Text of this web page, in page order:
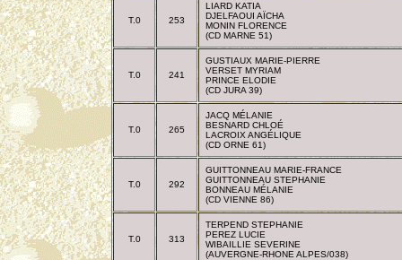
T.0 253
LIARD KATIA
DJELFAOUI AÏCHA
MONIN FLORENCE
(CD MARNE 51)
T.0 241
GUSTIAUX MARIE-PIERRE
VERSET MYRIAM
PRINCE ELODIE
(CD JURA 39)
T.0 265
JACQ MÉLANIE
BESNARD CHLOÉ
LACROIX ANGÉLIQUE
(CD ORNE 61)
T.0 292
GUITTONNEAU MARIE-FRANCE
GUITTONNEAU STEPHANIE
BONNEAU MÉLANIE
(CD VIENNE 86)
T.0 313
TERPEND STEPHANIE
PEREZ LUCIE
WIBAILLIE SEVERINE
(AUVERGNE-RHONE ALPES/038)